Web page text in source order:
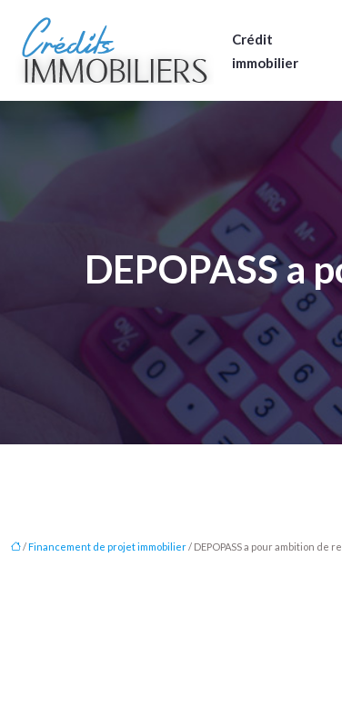
Crédit
immobilier
DEPOPASS a
/Financement de projet immobilier/ DEPOPASS a pour ambition de